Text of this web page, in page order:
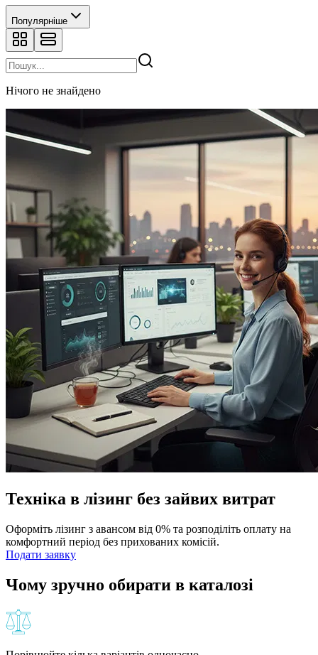
Популярніше
Нічого не знайдено
Техніка в лізинг без зайвих витрат
Оформіть лізинг з авансом від 0% та розподіліть оплату на
комфортний період без прихованих комісій.
Подати заявку
Чому зручно обирати в каталозі